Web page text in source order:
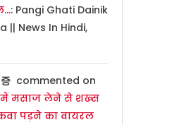
: Pangi Ghati Dainik
|| News In Hindi,
commented on
मसाज लेने से शख्स
पड़ने का वायरल